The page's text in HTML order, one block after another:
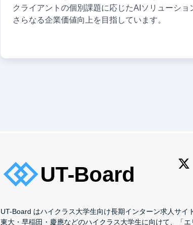
クライアントの個別課題に応じたAIソリューショ
さらなる企業価値向上を目指しています。
UT-Board はハイクラス大学生向け長期インターン求人サイ
東大・早稲田・慶應などのハイクラス大学生に向けて、「